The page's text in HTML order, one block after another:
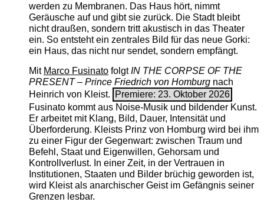
werden zu Membranen. Das Haus hört, nimmt
Geräusche auf und gibt sie zurück. Die Stadt bleibt
nicht draußen, sondern tritt akustisch in das Theater
ein. So entsteht ein zentrales Bild für das neue Gorki:
ein Haus, das nicht nur sendet, sondern empfängt.
Mit Marco FusinatofolgtIN THE CORPSE OF THE
PRESENT – Prince Friedrich von Homburgnach
Heinrich von Kleist.
Premiere: 23. Oktober 2026
Fusinato kommt aus Noise-Musik und bildender Kunst.
Er arbeitet mit Klang, Bild, Dauer, Intensität und
Überforderung. Kleists Prinz von Homburg wird bei ihm
zu einer Figur der Gegenwart: zwischen Traum und
Befehl, Staat und Eigenwillen, Gehorsam und
Kontrollverlust. In einer Zeit, in der Vertrauen in
Institutionen, Staaten und Bilder brüchig geworden ist,
wird Kleist als anarchischer Geist im Gefängnis seiner
Grenzen lesbar.